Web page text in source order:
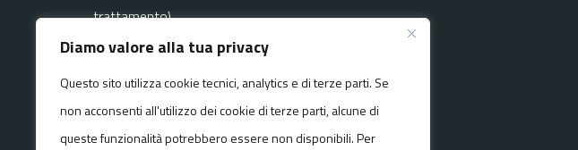
Diamo valore alla tua privacy
Questo sito utilizza cookie tecnici, analytics e di terze parti. Se
non acconsenti all'utilizzo dei cookie di terze parti, alcune di
queste funzionalità potrebbero essere non disponibili. Per
trattamento)
La mail del DPO va usata SOLO per
questioni
riguardanti la privacy